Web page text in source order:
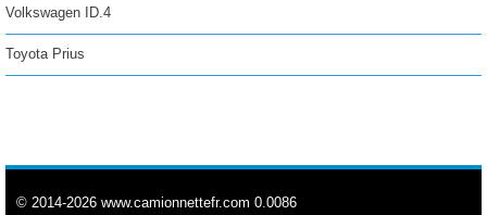
Volkswagen ID.4
Toyota Prius
© 2014-2026 www.camionnettefr.com 0.0086